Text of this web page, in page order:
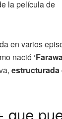
la película de
en varios
nació ‘
estructurada
que